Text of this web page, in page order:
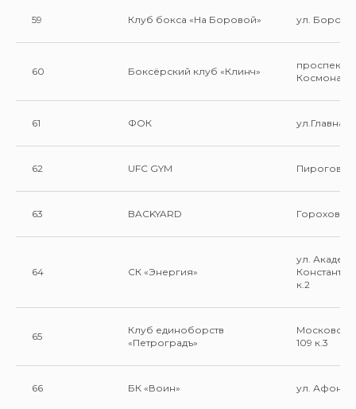
59 Клуб бокса «На Боровой» ул.
60 Боксёрский клуб «Клинч»
проспект
61 ФОК ул.Главная
62 UFC GYM
63 BACKYARD Гороховая
64 СК «Энергия»
ул.
к.2
65
Клуб единоборств
«Петроградъ»
109 к.3
66 БК «Воин» ул.